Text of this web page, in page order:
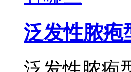
泛发性脓疱